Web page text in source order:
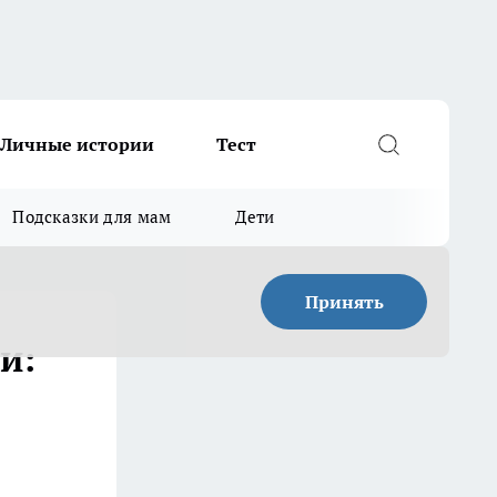
Личные истории Тест
Подсказки для мам Дети
Принять